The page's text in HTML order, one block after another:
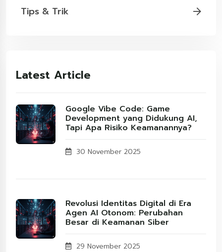
Tips & Trik
Latest Article
Google Vibe Code: Game
Development yang Didukung AI,
Tapi Apa Risiko Keamanannya?
30 November 2025
Revolusi Identitas Digital di Era
Agen AI Otonom: Perubahan
Besar di Keamanan Siber
29 November 2025